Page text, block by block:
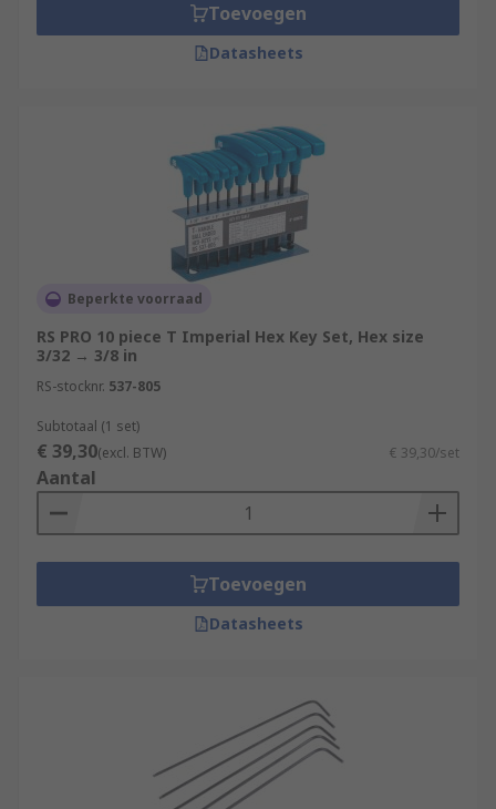
Toevoegen
Datasheets
Beperkte voorraad
RS PRO 10 piece T Imperial Hex Key Set, Hex size
3/32 → 3/8 in
RS-stocknr. 537-805
Subtotaal (1 set)
€ 39,30(excl. BTW) € 39,30/set
Aantal
Toevoegen
Datasheets